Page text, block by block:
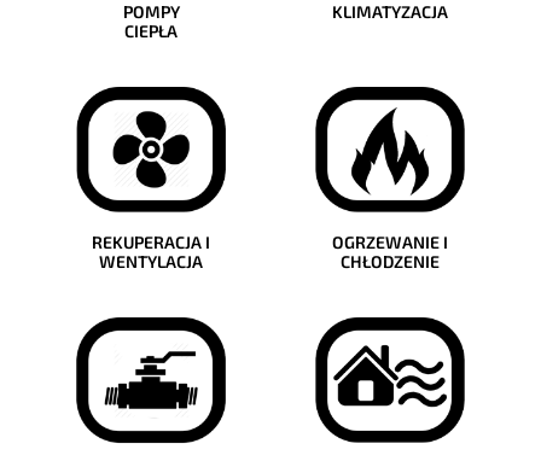
POMPY
CIEPŁA
KLIMATYZACJA
REKUPERACJA I
WENTYLACJA
OGRZEWANIE I
CHŁODZENIE